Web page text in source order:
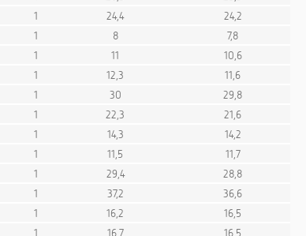
1 24,4
24,2
1 8
7,8
1 11
10,6
1 12,3
11,6
1 30
29,8
1 22,3
21,6
1 14,3
14,2
1 11,5
11,7
1 29,4
28,8
1 37,2
36,6
1 16,2
16,5
1 16,7 16,5